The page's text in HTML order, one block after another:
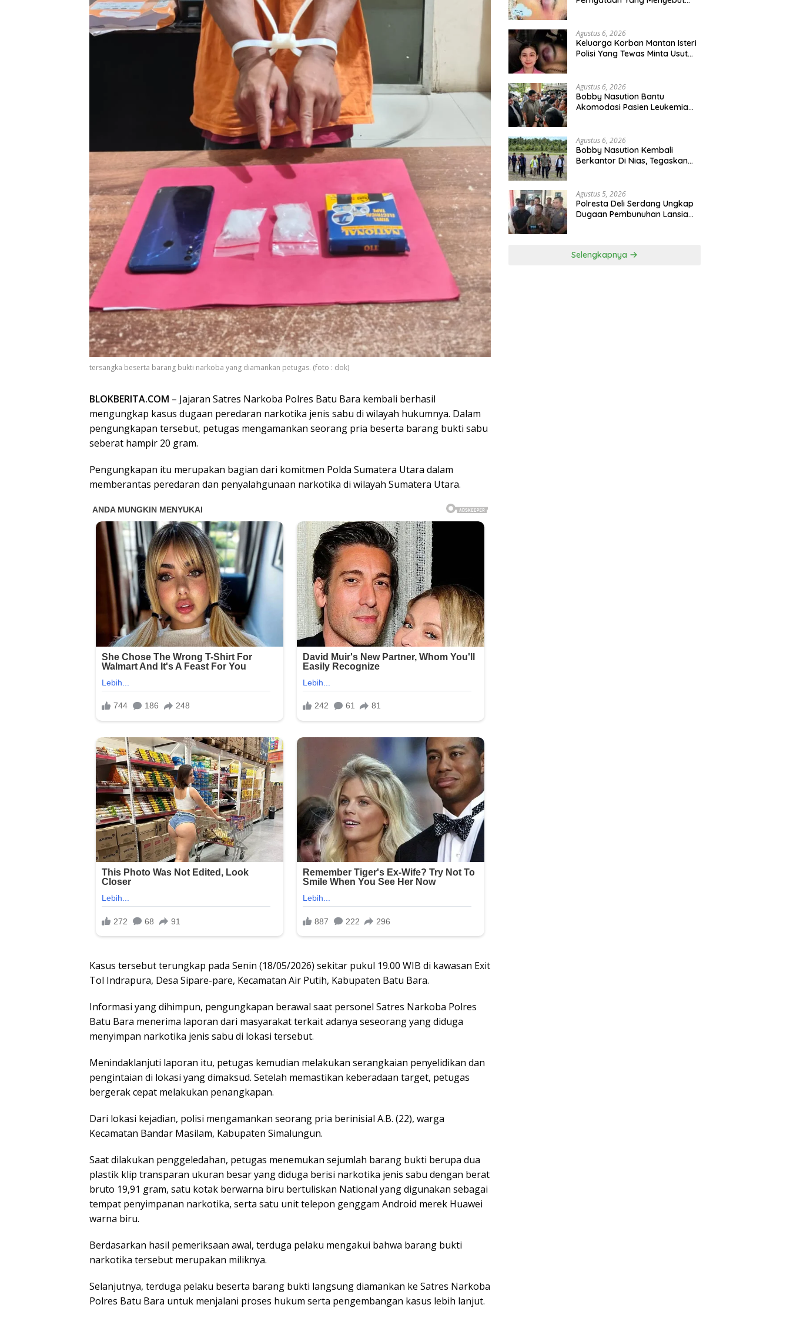
tersangka beserta barang bukti narkoba yang diamankan petugas. (foto : dok)
BLOKBERITA.COM – Jajaran Satres Narkoba Polres Batu Bara kembali berhasil
mengungkap kasus dugaan peredaran narkotika jenis sabu di wilayah hukumnya. Dalam
pengungkapan tersebut, petugas mengamankan seorang pria beserta barang bukti sabu
seberat hampir 20 gram.
Pengungkapan itu merupakan bagian dari komitmen Polda Sumatera Utara dalam
memberantas peredaran dan penyalahgunaan narkotika di wilayah Sumatera Utara.
Kasus tersebut terungkap pada Senin (18/05/2026) sekitar pukul 19.00 WIB di kawasan Exit
Tol Indrapura, Desa Sipare-pare, Kecamatan Air Putih, Kabupaten Batu Bara.
Informasi yang dihimpun, pengungkapan berawal saat personel Satres Narkoba Polres
Batu Bara menerima laporan dari masyarakat terkait adanya seseorang yang diduga
menyimpan narkotika jenis sabu di lokasi tersebut.
Menindaklanjuti laporan itu, petugas kemudian melakukan serangkaian penyelidikan dan
pengintaian di lokasi yang dimaksud. Setelah memastikan keberadaan target, petugas
bergerak cepat melakukan penangkapan.
Dari lokasi kejadian, polisi mengamankan seorang pria berinisial A.B. (22), warga
Kecamatan Bandar Masilam, Kabupaten Simalungun.
Saat dilakukan penggeledahan, petugas menemukan sejumlah barang bukti berupa dua
plastik klip transparan ukuran besar yang diduga berisi narkotika jenis sabu dengan berat
bruto 19,91 gram, satu kotak berwarna biru bertuliskan National yang digunakan sebagai
tempat penyimpanan narkotika, serta satu unit telepon genggam Android merek Huawei
warna biru.
Berdasarkan hasil pemeriksaan awal, terduga pelaku mengakui bahwa barang bukti
narkotika tersebut merupakan miliknya.
Selanjutnya, terduga pelaku beserta barang bukti langsung diamankan ke Satres Narkoba
Polres Batu Bara untuk menjalani proses hukum serta pengembangan kasus lebih lanjut.
Agustus 6, 2026
Keluarga Korban Mantan Isteri
Polisi Yang Tewas Minta Usut
Agustus 6, 2026
Bobby Nasution Bantu
Akomodasi Pasien Leukemia
Agustus 6, 2026
Bobby Nasution Kembali
Berkantor Di Nias, Tegaskan
Agustus 5, 2026
Polresta Deli Serdang Ungkap
Dugaan Pembunuhan Lansia
Selengkapnya